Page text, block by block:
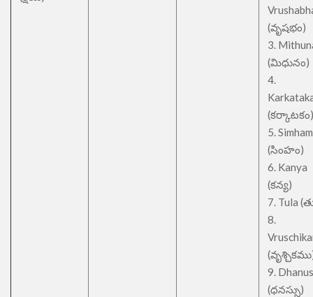
(వృషభం)
3.
(మిధునం)
4.
(కర్కాటకం)
5. Simham
(సింహం)
6. Kanya
(కన్య)
7. Tula
8.
9.
(ధనస్సు)